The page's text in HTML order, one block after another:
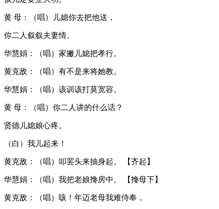
黄 母：（唱）儿媳你去把他送，
你二人叙叙夫妻情。
华慧娟：（唱）家撇儿媳把孝行。
黄克敌：（唱）有不是来将她教。
华慧娟：（唱）该训该打莫宽容。
黄 母：（唱）你二人讲的什么话？
贤德儿媳娘心疼。
（白）我儿起来！
黄克敌：（唱）叩罢头来抽身起。 【齐起】
华慧娟：（唱）我把老娘搀房中。 【搀母下】
黄克敌：（唱）咳！年迈老母我难侍奉，